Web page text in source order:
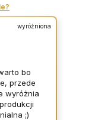
wyróżniona
bo
przede
wyróżnia
;)